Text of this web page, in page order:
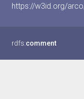
https://w3id.org/
rdfs:comment